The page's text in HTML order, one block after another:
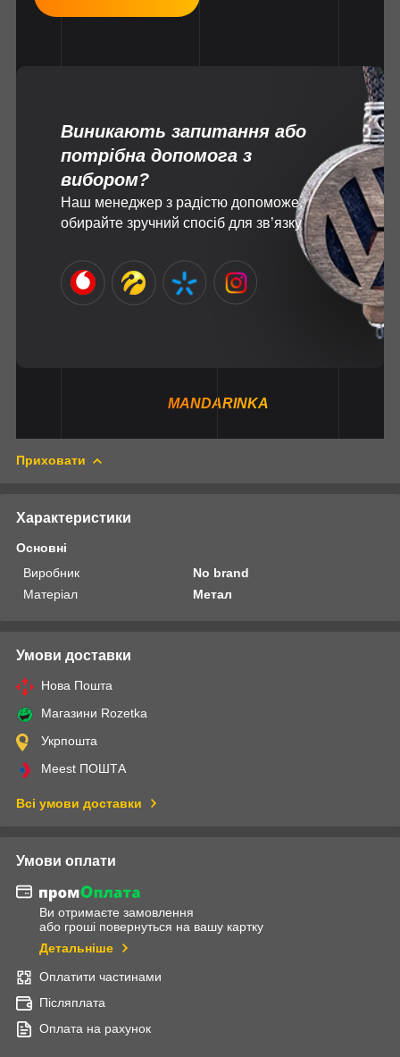
Виникають запитання або
потрібна допомога з
вибором?
Наш менеджер з радістю допоможе,
обирайте зручний спосіб для зв’язку
MANDARINKA
Приховати
Характеристики
Основні
Виробник
No brand
Матеріал
Метал
Умови доставки
Нова Пошта
Магазини Rozetka
Укрпошта
Meest ПОШТА
Всі умови доставки
Умови оплати
Ви отримаєте замовлення
або гроші повернуться на вашу картку
Детальніше
Оплатити частинами
Післяплата
Оплата на рахунок